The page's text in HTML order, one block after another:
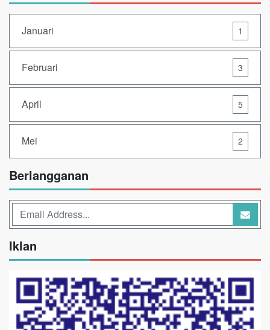
Januari 1
Februari 3
April 5
Mei 2
Berlangganan
Iklan